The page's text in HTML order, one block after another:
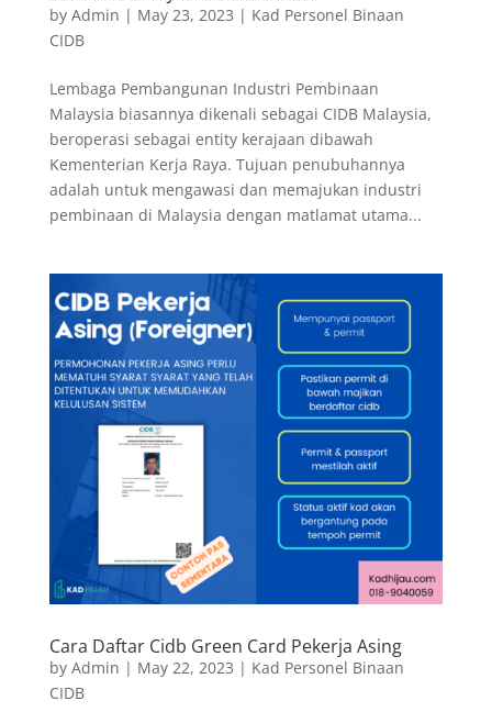
by Admin | May 23, 2023 | Kad Personel Binaan
CIDB
Lembaga Pembangunan Industri Pembinaan
Malaysia biasannya dikenali sebagai CIDB Malaysia,
beroperasi sebagai entity kerajaan dibawah
Kementerian Kerja Raya. Tujuan penubuhannya
adalah untuk mengawasi dan memajukan industri
pembinaan di Malaysia dengan matlamat utama...
Cara Daftar Cidb Green Card Pekerja Asing
by Admin | May 22, 2023 | Kad Personel Binaan
CIDB